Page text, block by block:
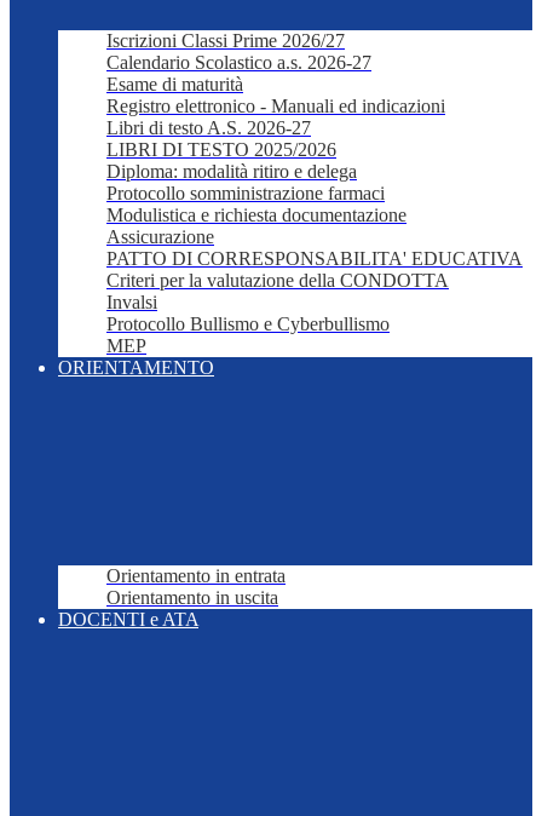
Iscrizioni Classi Prime 2026/27
Calendario Scolastico a.s. 2026-27
Esame di maturità
Registro elettronico - Manuali ed indicazioni
Libri di testo A.S. 2026-27
LIBRI DI TESTO 2025/2026
Diploma: modalità ritiro e delega
Protocollo somministrazione farmaci
Modulistica e richiesta documentazione
Assicurazione
PATTO DI CORRESPONSABILITA' EDUCATIVA
Criteri per la valutazione della CONDOTTA
Invalsi
Protocollo Bullismo e Cyberbullismo
MEP
ORIENTAMENTO
Orientamento in entrata
Orientamento in uscita
DOCENTI e ATA